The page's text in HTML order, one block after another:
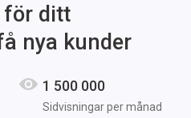
för ditt
nya kunder
1 500 000
Sidvisningar per månad